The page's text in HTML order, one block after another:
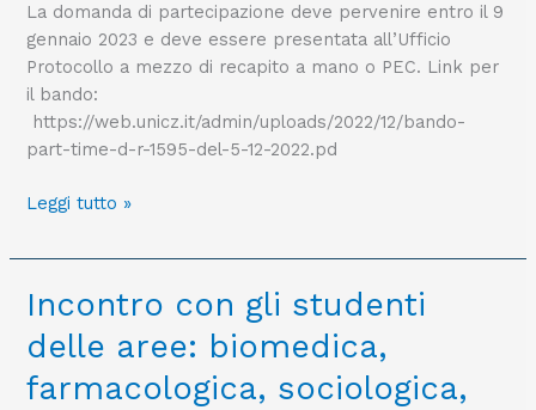
La domanda di partecipazione deve pervenire entro il 9
gennaio 2023 e deve essere presentata all’Ufficio
Protocollo a mezzo di recapito a mano o PEC. Link per
il bando:
https://web.unicz.it/admin/uploads/2022/12/bando-
part-time-d-r-1595-del-5-12-2022.pd
part-
time
degli
studenti
per
l’a.a.
Leggi tutto »
Incontro con gli studenti
delle aree: biomedica,
farmacologica, sociologica,
Incontro
gli
studenti